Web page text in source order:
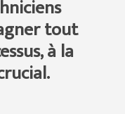
tout
à la